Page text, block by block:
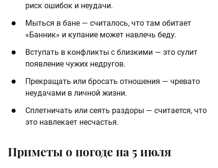
риск ошибок и неудачи.
Мыться в бане — считалось, что там обитает
«Банник» и купание может навлечь беду.
Вступать в конфликты с близкими — это сулит
появление чужих недругов.
Прекращать или бросать отношения — чревато
неудачами в личной жизни.
Сплетничать или сеять раздоры — считается, что
это навлекает несчастья.
Приметы о погоде на 5 июля